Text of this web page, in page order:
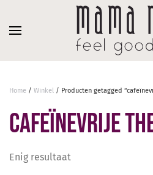
Overslaan en naar de inhoud
Home / Winkel / Producten getagged
cafeïnevrije
Enig resultaat